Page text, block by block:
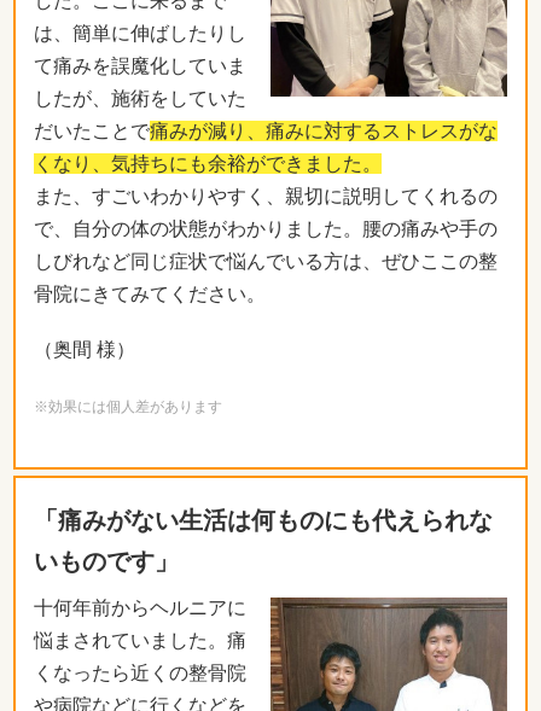
は、簡単に伸ばしたりし
て痛みを誤魔化していま
したが、施術をしていた
だいたことで痛みが減り、痛みに対するストレスがな
くなり、気持ちにも余裕ができました。
また、すごいわかりやすく、親切に説明してくれるの
で、自分の体の状態がわかりました。腰の痛みや手の
しびれなど同じ症状で悩んでいる方は、ぜひここの整
骨院にきてみてください。
（奥間 様）
※効果には個人差があります
「痛みがない生活は何ものにも代えられな
いものです」
十何年前からヘルニアに
悩まされていました。痛
くなったら近くの整骨院
や病院などに行くなどを